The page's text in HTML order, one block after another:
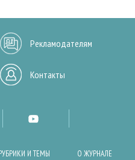
Рекламодателям
Контакты
И ТЕМЫ О ЖУРНАЛЕ